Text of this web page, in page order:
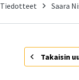
Tiedotteet Saara
- Takaisin